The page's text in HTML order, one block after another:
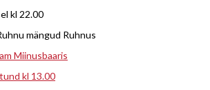
kl 22.00
mängud Ruhnus
Miinusbaaris
kl 13.00